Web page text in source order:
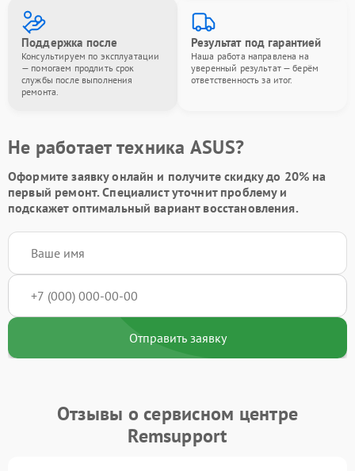
Поддержка после
Консультируем по эксплуатации
— помогаем продлить срок
службы после выполнения
ремонта.
Результат под гарантией
Наша работа направлена на
уверенный результат — берём
ответственность за итог.
Не работает техника ASUS?
Оформите заявку онлайн и получитескидку до 20% на
первый ремонт. Специалист уточнит проблему и
подскажет оптимальный вариант восстановления.
Отправить заявку
Отзывы о сервисном центре
Remsupport